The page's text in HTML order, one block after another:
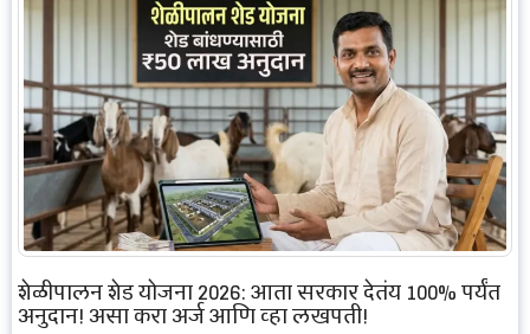
शेळीपालन शेड योजना 2026: आता सरकार देतंय 100% पर्यंत
अनुदान! असा करा अर्ज आणि व्हा लखपती!